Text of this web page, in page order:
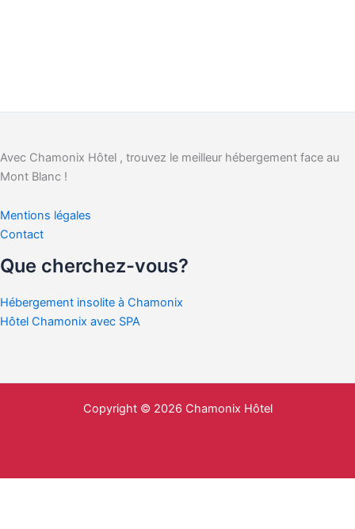
Avec Chamonix Hôtel , trouvez le meilleur hébergement face au
Mont Blanc !
Mentions légales
Contact
Que cherchez-vous?
Hébergement insolite à Chamonix
Hôtel Chamonix avec SPA
Copyright © 2026 Chamonix Hôtel